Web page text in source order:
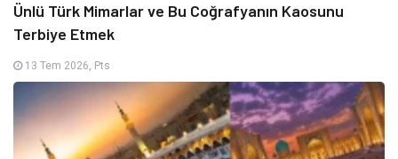
Ünlü Türk Mimarlar ve Bu Coğrafyanın Kaosunu
Terbiye Etmek
13 Tem 2026, Pts